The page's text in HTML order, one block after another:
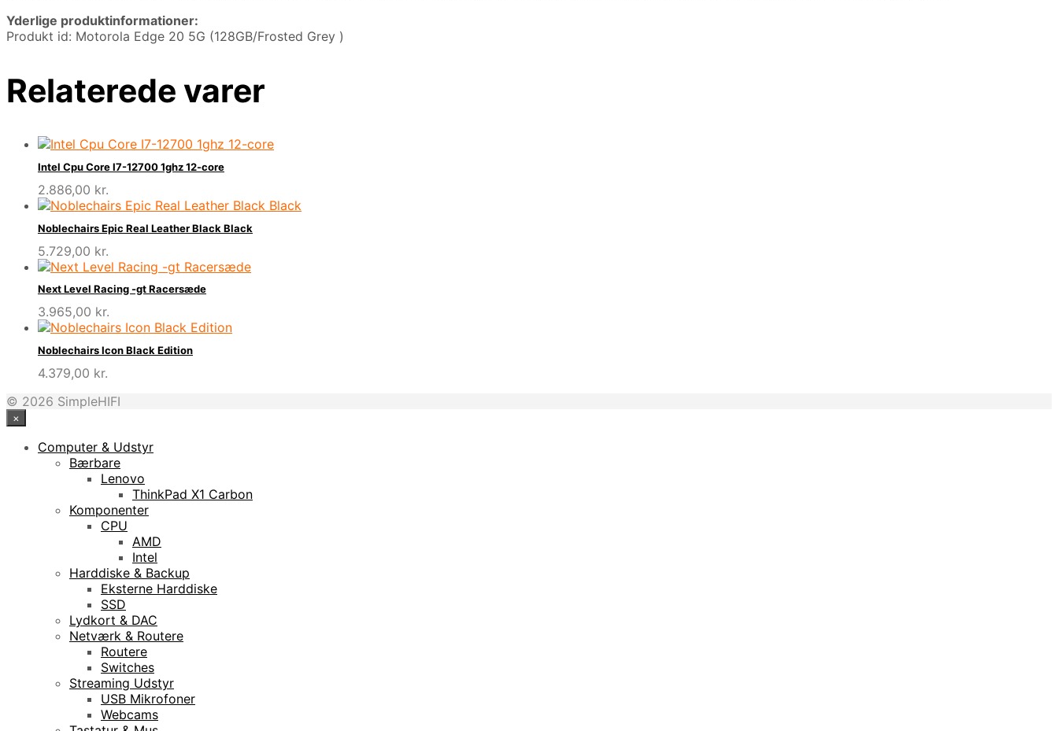
Yderlige produktinformationer:
Produkt id: Motorola Edge 20 5G (128GB/Frosted Grey )
Relaterede varer
Intel Cpu Core I7-12700 1ghz 12-core
2.886,00 kr.
Noblechairs Epic Real Leather Black Black
5.729,00 kr.
Next Level Racing -gt Racersæde
3.965,00 kr.
Noblechairs Icon Black Edition
4.379,00 kr.
© 2026 SimpleHIFI
×
Computer & Udstyr
Bærbare
Lenovo
ThinkPad X1 Carbon
Komponenter
CPU
AMD
Intel
Harddiske & Backup
Eksterne Harddiske
SSD
Lydkort & DAC
Netværk & Routere
Routere
Switches
Streaming Udstyr
USB Mikrofoner
Webcams